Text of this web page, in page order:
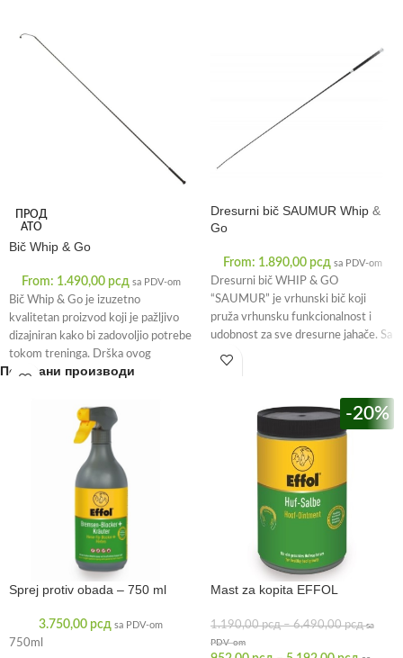
ПРОД
АТО
Bič Whip & Go
From: 1.490,00 рсд sa PDV-om
Bič Whip & Go je izuzetno
kvalitetan proizvod koji je pažljivo
dizajniran kako bi zadovoljio potrebe
tokom treninga. Drška ovog
Dresurni bič SAUMUR Whip &
Go
From: 1.890,00 рсд sa PDV-om
Dresurni bič WHIP & GO
“SAUMUR” je vrhunski bič koji
pruža vrhunsku funkcionalnost i
udobnost za sve dresurne jahače. Sa
Повезани производи
Sprej protiv obada – 750 ml
3.750,00 рсд sa PDV-om
750ml
-20%
Mast za kopita EFFOL
1.190,00рсд – 6.490,00рсд sa
PDV-om